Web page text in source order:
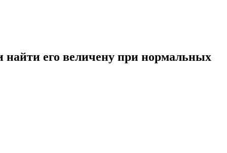
найти его величену при нормальных